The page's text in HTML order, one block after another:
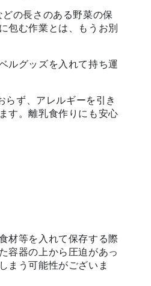
どの長さのある野菜の保
包む作業とは、もうお別
ルグッズを入れて持ち運
らず、アレルギーを引き
す。離乳食作りにも安心
材等を入れて保存する際
容器の上から圧迫があっ
まう可能性がございま